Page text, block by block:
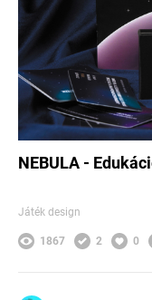
NEBULA -
Játék design
1867 2 0